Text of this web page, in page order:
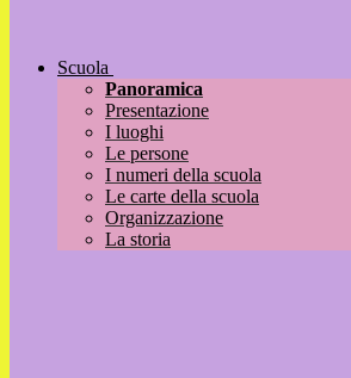
Scuola
Panoramica
Presentazione
I luoghi
Le persone
I numeri della scuola
Le carte della scuola
Organizzazione
La storia